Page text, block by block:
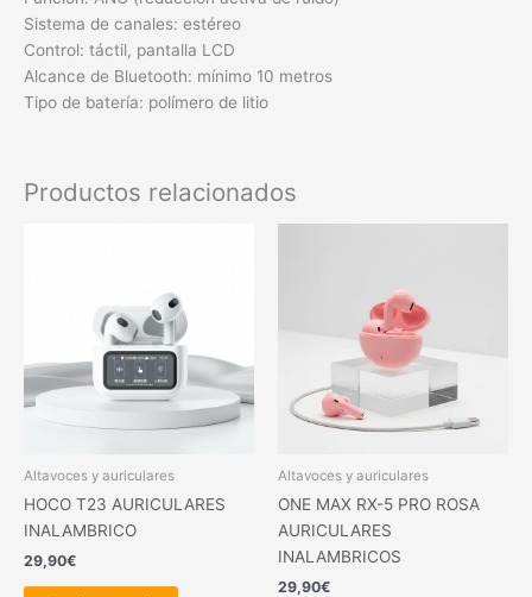
Sistema de canales: estéreo
Control: táctil, pantalla LCD
Alcance de Bluetooth: mínimo 10 metros
Tipo de batería: polímero de litio
Productos relacionados
Altavoces y auriculares
HOCO T23 AURICULARES
INALAMBRICO
29,90€
Altavoces y auriculares
ONE MAX RX-5 PRO ROSA
AURICULARES
INALAMBRICOS
29,90€